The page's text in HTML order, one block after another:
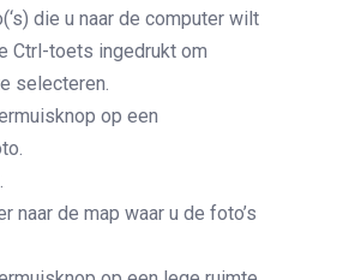
die u naar de computer wilt
Ctrl-toets ingedrukt om
selecteren.
op een
naar de map waar u de foto’s